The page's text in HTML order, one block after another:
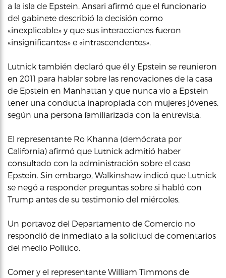
a la isla de Epstein. Ansari afirmó que el funcionario
del gabinete describió la decisión como
«inexplicable» y que sus interacciones fueron
«insignificantes» e «intrascendentes».
Lutnick también declaró que él y Epstein se reunieron
en 2011 para hablar sobre las renovaciones de la casa
de Epstein en Manhattan y que nunca vio a Epstein
tener una conducta inapropiada con mujeres jóvenes,
según una persona familiarizada con la entrevista.
El representante Ro Khanna (demócrata por
California) afirmó que Lutnick admitió haber
consultado con la administración sobre el caso
Epstein. Sin embargo, Walkinshaw indicó que Lutnick
se negó a responder preguntas sobre si habló con
Trump antes de su testimonio del miércoles.
Un portavoz del Departamento de Comercio no
respondió de inmediato a la solicitud de comentarios
del medio Politico.
Comer y el representante William Timmons de